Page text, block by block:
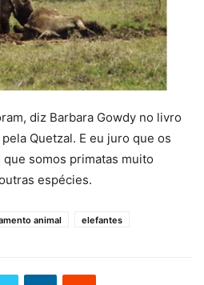
diz Barbara Gowdy no livro
Quetzal. E eu juro que os
somos primatas muito
espécies.
animal elefantes